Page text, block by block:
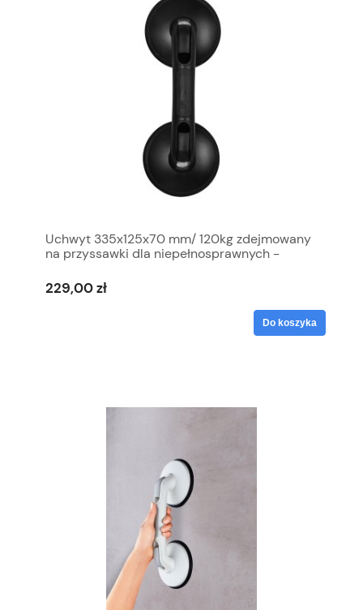
Uchwyt 335x125x70 mm/ 120kg zdejmowany
na przyssawki dla niepełnosprawnych -
229,00 zł
Do koszyka